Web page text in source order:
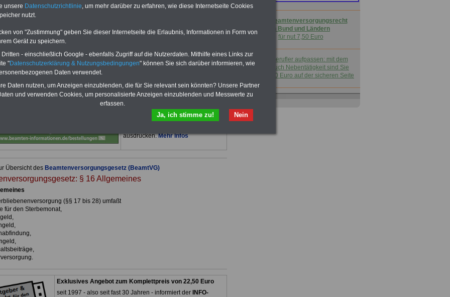
(BeamtVG): § 16 Allgemeines
Ratgeber für 7,50 Euro bestellen
15,00 Euro
Für nur 15,00 Euro bei einer
wichtigsten Fragen zum Öffentlichen
Dienst auf dem Laufenden, u.a. auch
zur Beamtenversorgung -Online.
Sie finden im Portal des PDF-
SERVICE zehn Bücher bzw. eBooks
ausdrucken.Mehr Infos
Übersicht des Beamtenversorgungsgesetz (BeamtVG)
§ 16 Allgemeines
(§§ 17 bis 28) umfaßt
für den Sterbemonat,
Exklusives Angebot zum Komplettpreis von 22,50 Euro
seit 1997 - also seit fast 30 Jahren - informiert der INFO-
Beamtenversorgungsrecht
in Bund und Ländern
für nut 7,50 Euro
Nebenberufler aufpassen: mit dem
OnlineBuch Nebentätigkeit sind Sie
für nur 7,50 Euro auf der sicheren Seite
unsere Datenschutzrichtlinie, um mehr darüber zu erfahren, wie diese Internetseite Cookies
nutzt.
von "Zustimmung" geben Sie dieser Internetseite die Erlaubnis, Informationen in Form von
Gerät zu speichern.
- einschließlich Google - ebenfalls Zugriff auf die Nutzerdaten. Mithilfe eines Links zur
"Datenschutzerklärung & Nutzungsbedingungen" können Sie sich darüber informieren, wie
Daten verwendet.
Daten nutzen, um Anzeigen einzublenden, die für Sie relevant sein könnten? Unsere Partner
und verwenden Cookies, um personalisierte Anzeigen einzublenden und Messwerte zu
erfassen.
Nein
Ja, ich stimme zu!